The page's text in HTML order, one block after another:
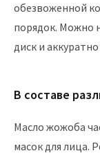
обезвоженной
порядок. Можно
диск и
В составе
Масло жожоба
масок для лица.